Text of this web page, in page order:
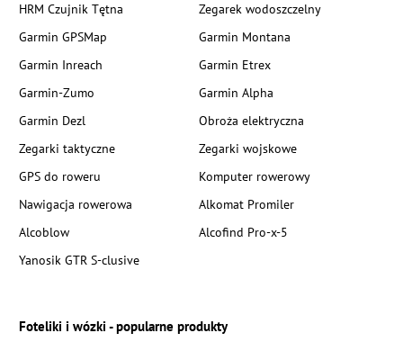
HRM Czujnik Tętna
Zegarek wodoszczelny
Garmin GPSMap
Garmin Montana
Garmin Inreach
Garmin Etrex
Garmin-Zumo
Garmin Alpha
Garmin Dezl
Obroża elektryczna
Zegarki taktyczne
Zegarki wojskowe
GPS do roweru
Komputer rowerowy
Nawigacja rowerowa
Alkomat Promiler
Alcoblow
Alcofind Pro-x-5
Yanosik GTR S-clusive
Foteliki i wózki - popularne produkty